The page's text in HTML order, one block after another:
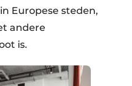
Europese steden,
andere
is.